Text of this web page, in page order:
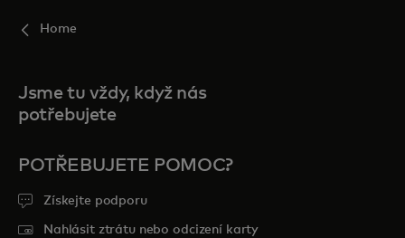
Home
Jsme tu vždy, když nás
potřebujete
POTŘEBUJETE POMOC?
Získejte podporu
Nahlásit ztrátu nebo odcizení karty